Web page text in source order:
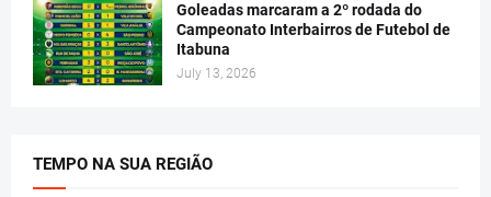
Goleadas marcaram a 2º rodada do
Campeonato Interbairros de Futebol de
Itabuna
July 13, 2026
TEMPO NA SUA REGIÃO